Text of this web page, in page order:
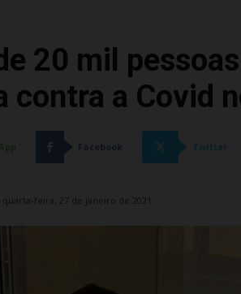
20 mil
contra a Covid
Facebook Twitter
quarta-feira, 27 de janeiro de 2021